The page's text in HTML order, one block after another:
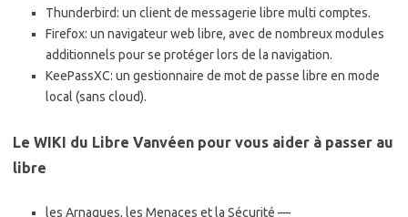
Thunderbird: un client de messagerie libre multi comptes.
Firefox: un navigateur web libre, avec de nombreux modules
additionnels pour se protéger lors de la navigation.
KeePassXC: un gestionnaire de mot de passe libre en mode
local (sans cloud).
Le WIKI du Libre Vanvéen pour vous aider à passer au
libre
les Arnaques, les Menaces et la Sécurité —